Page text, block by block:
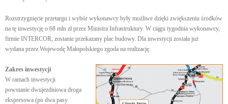
Rozstrzygnięcie przetargu i wybór wykonawcy były możliwe dzięki zwiększeniu środków
na tę inwestycję o 68 mln zł przez Ministra Infrastruktury. W ciągu tygodnia wykonawcy,
firmie INTERCOR, zostanie przekazany plac budowy. Dla inwestycji została już
wydana przez Wojewodę Małopolskiego zgoda na realizację.
Zakres inwestycji
W ramach inwestycji
powstanie dwujezdniowa droga
ekspresowa (po dwa pasy